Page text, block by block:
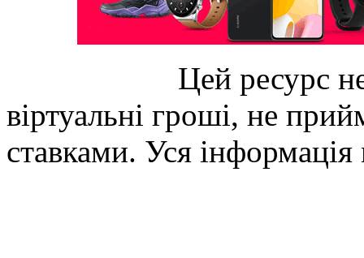
Цей ресурс
віртуальні гроші, не
ставками. Уся